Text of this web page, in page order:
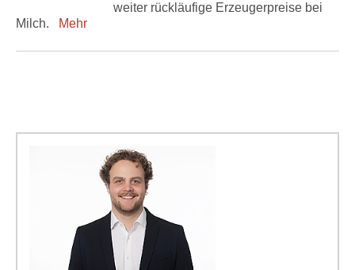
weiter rückläufige Erzeugerpreise bei
Milch.
Mehr